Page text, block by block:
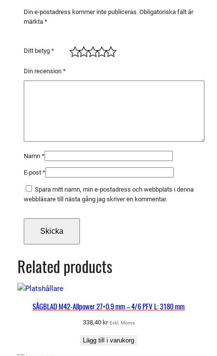
Din e-postadress kommer inte publiceras. Obligatoriska fält är
märkta *
Ditt betyg *
Din recension *
Namn *
E-post *
Spara mitt namn, min e-postadress och webbplats i denna
webbläsare till nästa gång jag skriver en kommentar.
Related products
SÅGBLAD M42-Allpower 27×0.9 mm – 4/6 PFV L: 3180 mm
338,40 kr Exkl. Moms
Lägg till i varukorg